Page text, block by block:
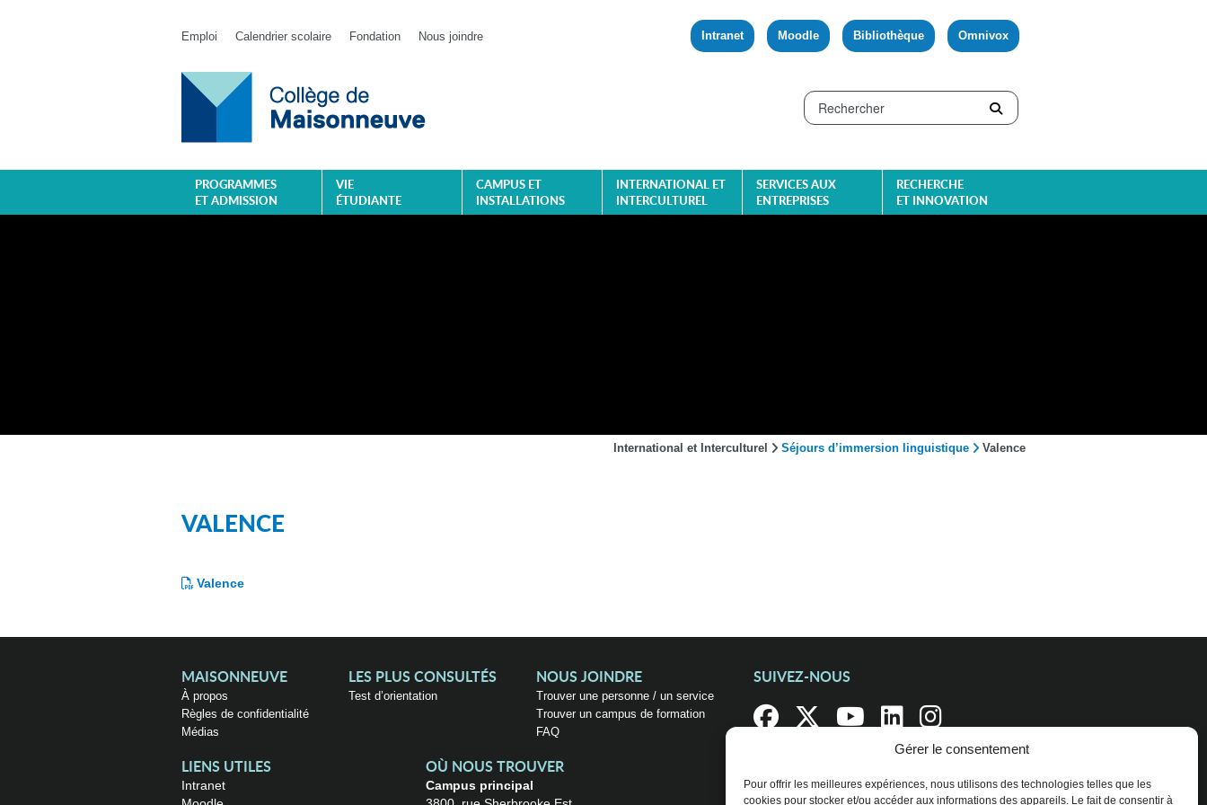
Gérer le consentement
Pour offrir les meilleures expériences, nous utilisons des technologies telles que les
cookies pour stocker et/ou accéder aux informations des appareils. Le fait de consentir à
Emploi Calendrier scolaire Fondation Nous joindre Intranet Moodle Bibliothèque Omnivox
PROGRAMMES
ET ADMISSION
VIE
ÉTUDIANTE
CAMPUS ET
INSTALLATIONS
INTERNATIONAL ET
INTERCULTUREL
SERVICES AUX
ENTREPRISES
RECHERCHE
ET INNOVATION
International et Interculturel Séjours d’immersion linguistique Valence
VALENCE
Valence
MAISONNEUVE
À propos
Règles de confidentialité
Médias
LES PLUS CONSULTÉS
Test d’orientation
NOUS JOINDRE
Trouver une personne / un service
Trouver un campus de formation
FAQ
SUIVEZ-NOUS
LIENS UTILES
Intranet
OÙ NOUS TROUVER
Campus principal